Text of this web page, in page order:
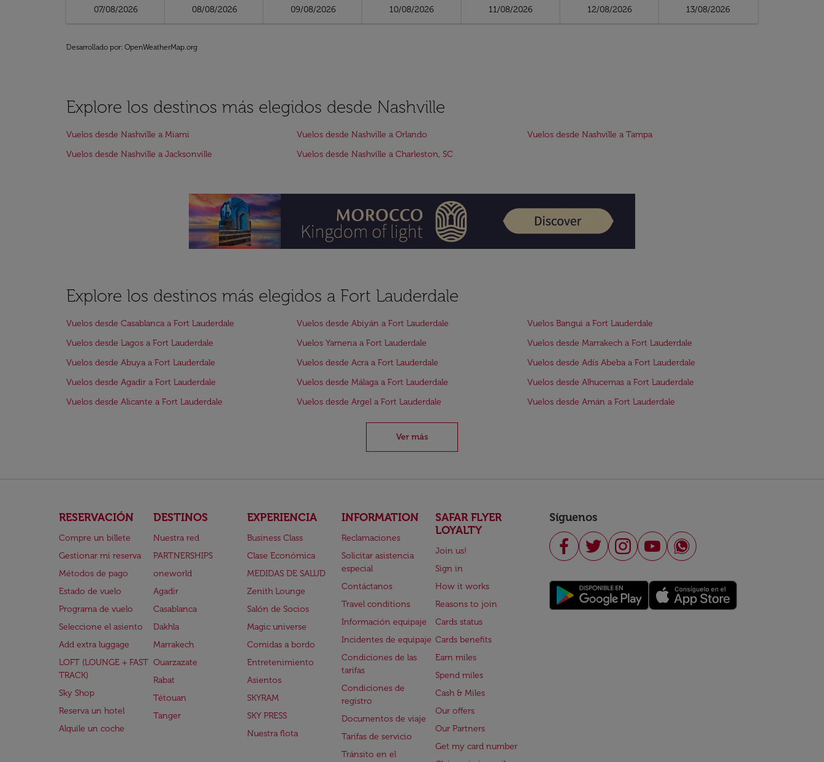
07/08/2026 08/08/2026 09/08/2026 10/08/2026 11/08/2026 12/08/2026 13/08/2026
Desarrollado por: OpenWeatherMap.org
Explore los destinos más elegidos desde Nashville
Vuelos desde Nashville a Miami Vuelos desde Nashville a Orlando
Vuelos desde Nashville a Tampa
Vuelos desde Nashville a Jacksonville
Vuelos desde Nashville a Charleston, SC
Explore los destinos más elegidos a Fort Lauderdale
Vuelos desde Casablanca a Fort Lauderdale Vuelos desde Abiyán a Fort Lauderdale
Vuelos Bangui a Fort Lauderdale
Vuelos desde Lagos a Fort Lauderdale
Vuelos Yamena a Fort Lauderdale
Vuelos desde Marrakech a Fort Lauderdale
Vuelos desde Abuya a Fort Lauderdale
Vuelos desde Acra a Fort Lauderdale
Vuelos desde Adís Abeba a Fort Lauderdale
Vuelos desde Agadir a Fort Lauderdale
Vuelos desde Málaga a Fort Lauderdale
Vuelos desde Alhucemas a Fort Lauderdale
Vuelos desde Alicante a Fort Lauderdale
Vuelos desde Argel a Fort Lauderdale Vuelos desde Amán a Fort Lauderdale
Ver más
RESERVACIÓN
Compre un billete
Gestionar mi reserva
Métodos de pago
Estado de vuelo
Programa de vuelo
Seleccione el asiento
Add extra luggage
LOFT (LOUNGE + FAST
TRACK)
Sky Shop
Reserva un hotel
Alquile un coche
DESTINOS
Nuestra red
PARTNERSHIPS
oneworld
Agadir
Casablanca
Dakhla
Marrakech
Ouarzazate
Rabat
Tétouan
Tanger
EXPERIENCIA
Business Class
Clase Económica
MEDIDAS DE SALUD
Zenith Lounge
Salón de Socios
Magic universe
Comidas a bordo
Entretenimiento
Asientos
SKYRAM
SKY PRESS
Nuestra flota
INFORMATION
Reclamaciones
Solicitar asistencia
especial
Contáctanos
Travel conditions
Información equipaje
Incidentes de equipaje
Condiciones de las
tarifas
Condiciones de
registro
Documentos de viaje
Tarifas de servicio
Tránsito en el
SAFAR FLYER
LOYALTY
Join us!
Sign in
How it works
Reasons to join
Cards status
Cards benefits
Earn miles
Spend miles
Cash & Miles
Our offers
Our Partners
Get my card number
Síguenos